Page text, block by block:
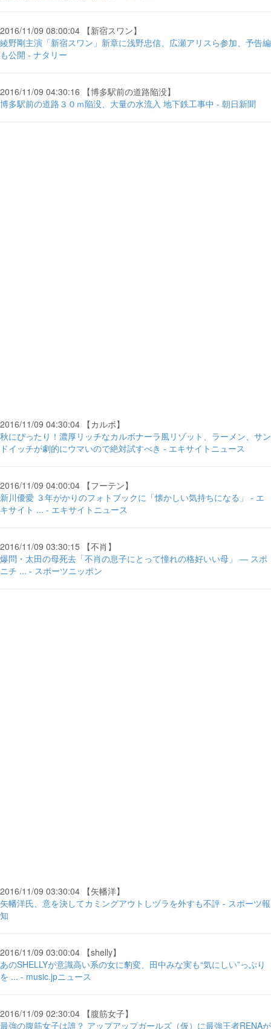
2016/11/09 08:00:04 【新宿スワン】
綾野剛主演「新宿スワン」新章に浅野忠信、広瀬アリスら参加、予告編
も公開 - ナタリー
2016/11/09 04:30:16 【博多駅前の道路陥没】
博多駅前の道路３０ｍ陥没、大量の水流入 地下鉄工事中 - 朝日新聞
2016/11/09 04:30:04 【カルボ】
秋にぴったり！濃厚リッチなカルボナーラ風リゾット、ラーメン、サン
ドイッチが劇的にウマいので絶対試すべき - エキサイトニュース
2016/11/09 04:00:04 【フーテン】
新川優愛 ３年がかりのフォトブックに「懐かしい気持ちになる」 - エ
キサイト ... - エキサイトニュース
2016/11/09 03:30:15 【不肖】
爆問・太田の母死去「不肖の息子にとって憧れの格好いい母」 ― スポ
ニチ ... - スポーツニッポン
2016/11/09 03:30:04 【矢幡洋】
矢幡洋氏、意を決してカミングアウトしヅラを外すも不評 - スポーツ報
知
2016/11/09 03:00:04 【shelly】
あのSHELLYが意識高い系の女に豹変、田中みな実も“気にしい”っぷり
を ... - music.jpニュース
2016/11/09 02:30:04 【腹筋女子】
最強の腹筋女子は誰？ アップアップガールズ（仮）に最強王者RENAが